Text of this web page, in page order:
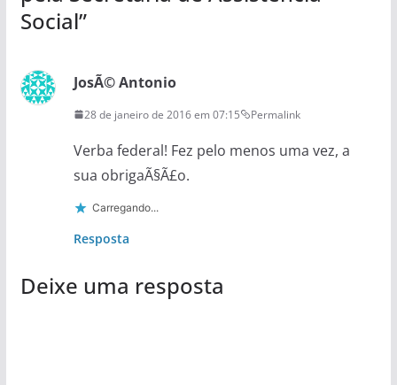
Social”
JosÃ© Antonio
28 de janeiro de 2016 em 07:15 Permalink
Verba federal! Fez pelo menos uma vez, a
sua obrigaÃ§Ã£o.
Carregando...
Resposta
Deixe uma resposta